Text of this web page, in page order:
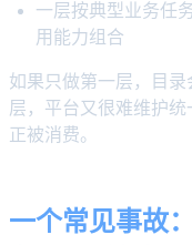
一层按典型业务任
用能力组合
如果只做第一层，目
层，平台又很难维护统
正被消费。
一个常见事故